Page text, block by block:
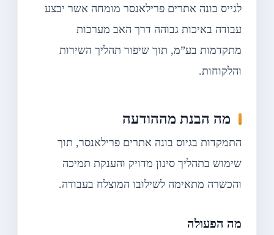
לגייס בונה אתרים פרילאנסר מומחה אשר יבצע
עבודה באיכות גבוהה דרך האב מערכות
מתקדמות בע”מ, תוך שיפור תהליך השירות
והלקוחות.
מה הבנת מההודעה
התמקדות בגיוס בונה אתרים פרילאנסר, תוך
שימוש בתהליך סינון מדויק והענקת תמיכה
והכשרה מתאימה לשילובו המוצלח בעבודה.
מה הפעולה